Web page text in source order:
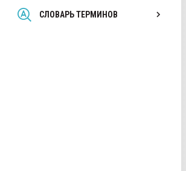
СЛОВАРЬ ТЕРМИНОВ